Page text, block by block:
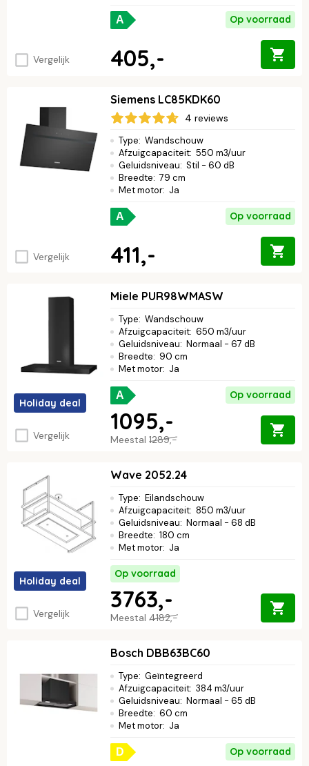
Vergelijk
A Op voorraad
405,-
Vergelijk
Siemens LC85KDK60
4 reviews
Type: Wandschouw
Afzuigcapaciteit: 550 m3/uur
Geluidsniveau: Stil - 60 dB
Breedte: 79 cm
Met motor: Ja
A Op voorraad
411,-
Holiday deal
Vergelijk
Miele PUR98WMASW
Type: Wandschouw
Afzuigcapaciteit: 650 m3/uur
Geluidsniveau: Normaal - 67 dB
Breedte: 90 cm
Met motor: Ja
A Op voorraad
Meestal 1289,-
1095,-
Holiday deal
Vergelijk
Wave 2052.24
Type: Eilandschouw
Afzuigcapaciteit: 850 m3/uur
Geluidsniveau: Normaal - 68 dB
Breedte: 180 cm
Met motor: Ja
Op voorraad
Meestal 4182,-
3763,-
Bosch DBB63BC60
Type: Geïntegreerd
Afzuigcapaciteit: 384 m3/uur
Geluidsniveau: Normaal - 65 dB
Breedte: 60 cm
Met motor: Ja
D Op voorraad